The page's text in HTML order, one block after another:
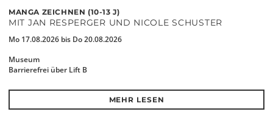
MANGA ZEICHNEN (10-13 J)
MIT JAN RESPERGER UND NICOLE SCHUSTER
Mo 17.08.2026 bis Do 20.08.2026
Museum
Barrierefrei über Lift B
MEHR LESEN